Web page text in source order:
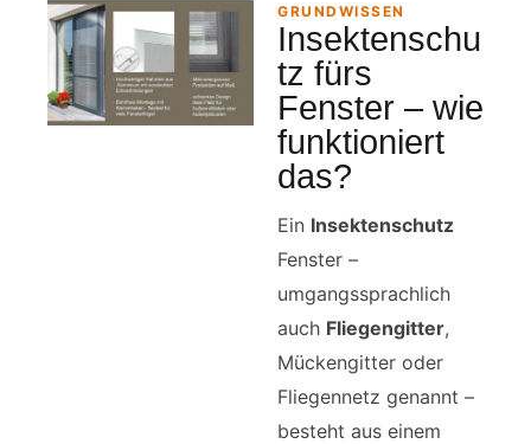
GRUNDWISSEN
Insektenschu
tz fürs
Fenster – wie
funktioniert
das?
Ein Insektenschutz
Fenster –
umgangssprachlich
auch Fliegengitter,
Mückengitter oder
Fliegennetz genannt –
besteht aus einem